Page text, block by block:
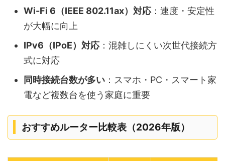
Wi-Fi 6（IEEE 802.11ax）対応：速度・安定性
が大幅に向上
IPv6（IPoE）対応：混雑しにくい次世代接続方
式に対応
同時接続台数が多い ：スマホ・PC・スマート家
電など複数台を使う家庭に重要
おすすめルーター比較表（2026年版）